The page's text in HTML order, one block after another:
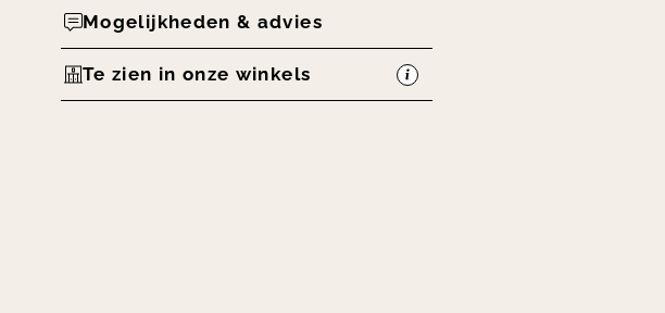
Mogelijkheden & advies
Te zien in onze winkels